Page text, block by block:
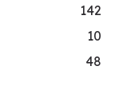
142
10
48